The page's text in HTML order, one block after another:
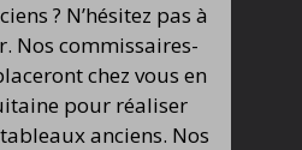
? N’hésitez pas à
Nos commissaires-
chez vous en
pour réaliser
anciens. Nos